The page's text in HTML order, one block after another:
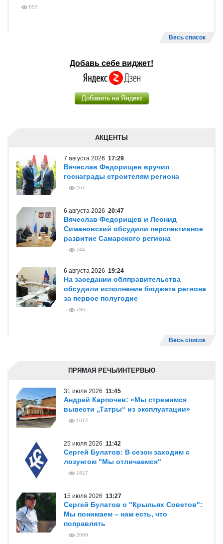
853
Весь список
Добавь себе виджет!
АКЦЕНТЫ
7 августа 2026 17:29
Вячеслав Федорищев вручил
госнаграды строителям региона
267
6 августа 2026 20:47
Вячеслав Федорищев и Леонид
Симановский обсудили перспективное
развитие Самарского региона
744
6 августа 2026 19:24
На заседании облправительства
обсудили исполнение бюджета региона
за первое полугодие
786
Весь список
ПРЯМАЯ РЕЧЬ/ИНТЕРВЬЮ
31 июля 2026 11:45
Андрей Карпочев: «Мы стремимся
вывести „Татры“ из эксплуатации»
1072
25 июля 2026 11:42
Сергей Булатов: В сезон заходим с
лозунгом "Мы отличаемся"
1817
15 июля 2026 13:27
Сергей Булатов о "Крыльях Советов":
Мы понимаем – нам есть, что
поправлять
2009